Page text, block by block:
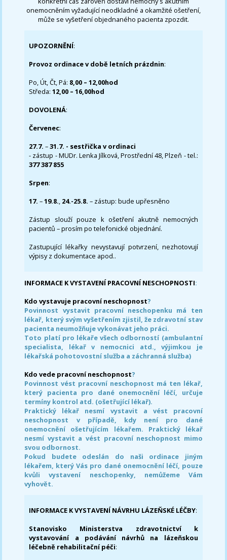
onemocněním vyžadující neodkladné a okamžité ošetření,
může se vyšetření objednaného pacienta zpozdit.
UPOZORNĚNÍ:
Provoz ordinace v době letních prázdnin:
Po, Út, Čt, Pá: 8,00 – 12,00hod
Středa:12,00 – 16,00hod
DOVOLENÁ:
Červenec:
27.7.–31.7. - sestřička v ordinaci
- zástup - MUDr. Lenka Jílková, Prostřední 48, Plzeň - tel.:
377 387 855
Srpen:
17. –19.8., 24.-25.8. – zástup: bude upřesněno
Zástup slouží pouze k ošetření akutně nemocných
pacientů – prosím po telefonické objednání.
Zastupující lékařky nevystavují potvrzení, nezhotovují
výpisy z dokumentace apod..
INFORMACE K VYSTAVENÍ PRACOVNÍ NESCHOPNOSTI:
Kdo vystavuje pracovní neschopnost?
Povinnost vystavit pracovní neschopenku má ten
lékař, který svým vyšetřením zjistil, že zdravotní stav
pacienta neumožňuje vykonávat jeho práci.
Toto platí pro lékaře všech odborností (ambulantní
specialista, lékař v nemocnici atd., výjimkou je
lékařská pohotovostní služba a záchranná služba)
Kdo vede pracovní neschopnost?
Povinnost vést pracovní neschopnost má ten lékař,
který pacienta pro dané onemocnění léčí, určuje
termíny kontrol atd. (ošetřující lékař).
Praktický lékař nesmí vystavit a vést pracovní
neschopnost v případě, kdy není pro dané
onemocnění ošetřujícím lékařem. Praktický lékař
nesmí vystavit a vést pracovní neschopnost mimo
svou odbornost.
Pokud budete odeslán do naši ordinace jiným
lékařem, který Vás pro dané onemocnění léčí, pouze
kvůli vystavení neschopenky, nemůžeme Vám
vyhovět.
INFORMACE K VYSTAVENÍ NÁVRHU LÁZEŇSKÉ LÉČBY:
Stanovisko Ministerstva zdravotnictví k
vystavování a podávání návrhů na lázeňskou
léčebně rehabilitační péči: